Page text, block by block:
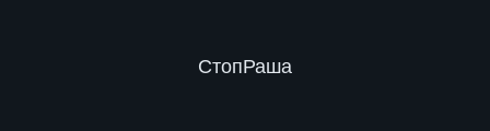
СтопРаша